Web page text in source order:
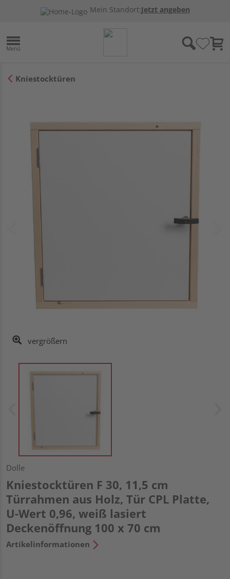
Mein Standort:Jetzt angeben
Kniestocktüren
vergrößern
Dolle
Kniestocktüren F 30, 11,5 cm
Türrahmen aus Holz, Tür CPL Platte,
U-Wert 0,96, weiß lasiert
Deckenöffnung 100 x 70 cm
Artikelinformationen